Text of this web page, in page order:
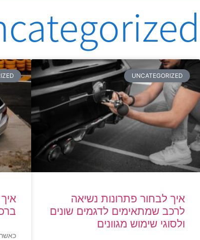
UNCATEGORIZED
איך לבחור פתרונות נשיאה
לרכב שמתאימים לדגמים שונים
ולסוגי שימוש מגוונים